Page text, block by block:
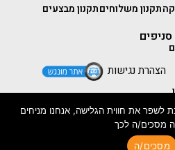
תקנון משלוחיםתקנון מבצעים
סניפים
הצהרת נגישות
את חווית הגלישה, אנחנו מניחים
מסכים/ה לכך
מסכים/ה